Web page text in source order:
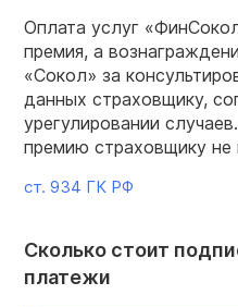
Оплата услуг
премия, а
«Сокол» за
данных страховщику,
урегулировании
премию страховщику не
ст. 934 ГК РФ
Сколько стоит
платежи